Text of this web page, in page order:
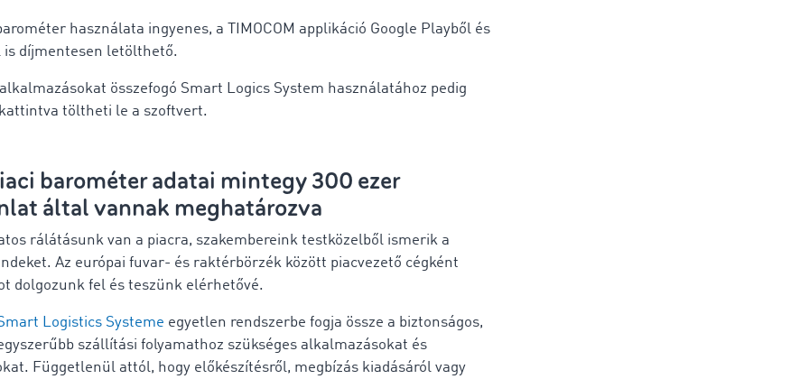
használata ingyenes, a TIMOCOM applikáció Google Playből és
is díjmentesen letölthető.
összefogó Smart Logics System használatához pedig
töltheti le a szoftvert.
barométer adatai mintegy 300 ezer
által vannak meghatározva
rálátásunk van a piacra, szakembereink testközelből ismerik a
Az európai fuvar- és raktérbörzék között piacvezető cégként
dolgozunk fel és teszünk elérhetővé.
Logistics Systeme egyetlen rendszerbe fogja össze a biztonságos,
szállítási folyamathoz szükséges alkalmazásokat és
Függetlenül attól, hogy előkészítésről, megbízás kiadásáról vagy